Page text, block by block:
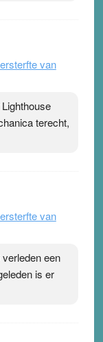
van
terecht,
van
een
is er